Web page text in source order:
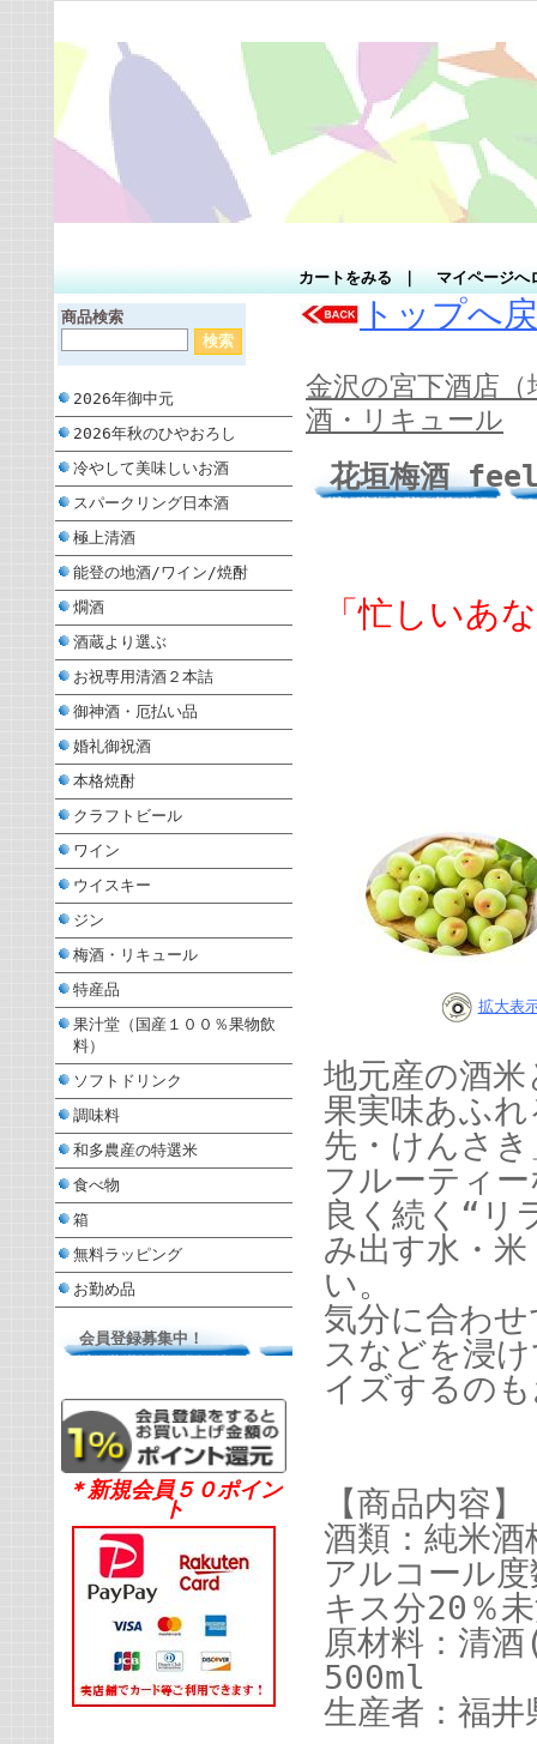
カートをみる マイページへ
商品検索
2026年御中元
2026年秋のひやおろし
冷やして美味しいお酒
スパークリング日本酒
極上清酒
能登の地酒/ワイン/焼酎
燗酒
酒蔵より選ぶ
お祝専用清酒２本詰
御神酒・厄払い品
婚礼御祝酒
本格焼酎
クラフトビール
ワイン
ウイスキー
ジン
梅酒・リキュール
特産品
果汁堂（国産１００％果物飲
料）
ソフトドリンク
調味料
和多農産の特選米
食べ物
箱
無料ラッピング
お勤め品
会員登録募集中！
＊新規会員５０ポイン
ト
トップへ
金沢の宮下酒店
酒・リキュール
花垣梅酒
「忙しいあ
拡大表
地元産の酒
果実味あふ
先・けんさ
フルーティ
良く続く“リ
み出す水・
い。
気分に合わ
スなどを浸
イズするの
【商品内容】
酒類：純米酒
アルコール
キス分20％
原材料：清
500ml
生産者：福井